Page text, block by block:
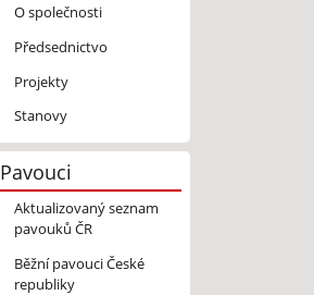
O společnosti
Předsednictvo
Projekty
Stanovy
Pavouci
Aktualizovaný seznam
pavouků ČR
Běžní pavouci České
republiky